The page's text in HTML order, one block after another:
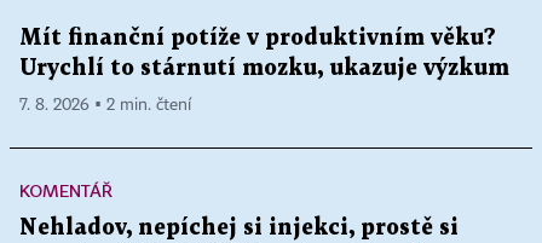
Mít finanční potíže v produktivním věku?
Urychlí to stárnutí mozku, ukazuje výzkum
7. 8. 2026 ▪ 2 min. čtení
KOMENTÁŘ
Nehladov, nepíchej si injekci, prostě si